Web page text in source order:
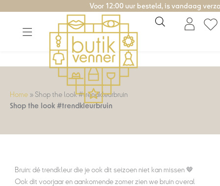
Voor 12:00 uur besteld, is vandaag verzonden!
Home » Shop the look #trendkleurbruin
Shop the look #trendkleurbruin
Bruin: dé trendkleur die je ook dit seizoen niet kan missen 🤎
Ook dit voorjaar en aankomende zomer zien we bruin overal